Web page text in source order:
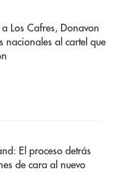
Los Cafres, Donavon
nacionales al cartel que
El proceso detrás
de cara al nuevo